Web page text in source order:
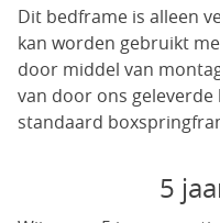
Dit bedframe is alleen
kan worden gebruikt
door middel van
van door ons geleverde
standaard
5